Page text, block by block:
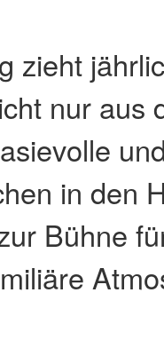
zieht
nur aus
in den
Bühne